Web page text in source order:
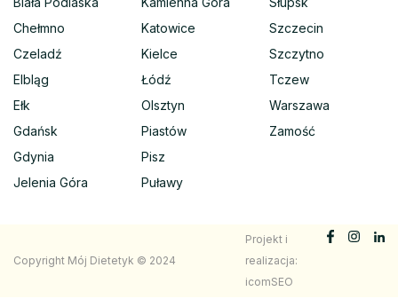
Chełmno
Czeladź
Elbląg
Ełk
Gdańsk
Gdynia
Jelenia Góra
Katowice
Kielce
Łódź
Olsztyn
Piastów
Pisz
Puławy
Szczecin
Szczytno
Tczew
Warszawa
Zamość
Copyright Mój Dietetyk © 2024
Projekt i
realizacja:
icomSEO